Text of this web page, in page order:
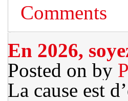
Comments
En 2026,
Posted on by
La cause est